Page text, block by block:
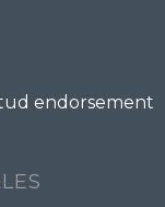
endorsement